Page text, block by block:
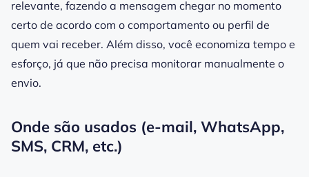
relevante, fazendo a mensagem chegar no momento
certo de acordo com o comportamento ou perfil de
quem vai receber. Além disso, você economiza tempo e
esforço, já que não precisa monitorar manualmente o
envio.
Onde são usados (e-mail, WhatsApp,
SMS, CRM, etc.)